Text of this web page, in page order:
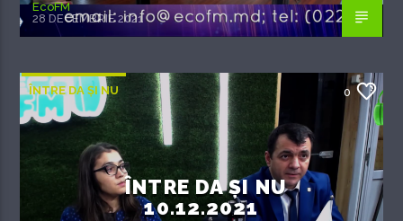
EcoFM
28 DECEMBRIE 2021
ÎNTRE DA ȘI NU 0
ÎNTRE DA ȘI NU
10.12.2021